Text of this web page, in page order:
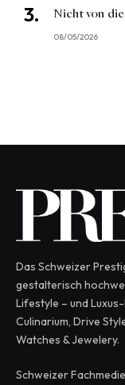
Nicht von
08/05/2026
Das Schweizer
gestalterisch
Lifestyle – und
Culinarium, Drive
Watches & Jewelery.
Schweizer